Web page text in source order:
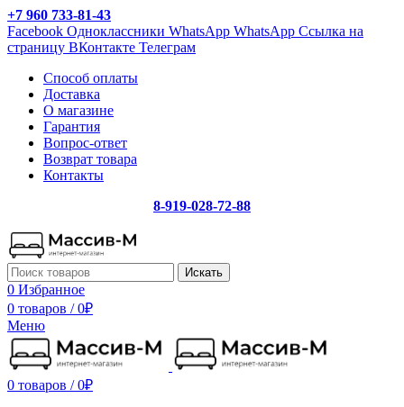
+7 960 733-81-43
Facebook Одноклассники WhatsApp WhatsApp Ссылка на
страницу ВКонтакте Телеграм
Способ оплаты
Доставка
О магазине
Гарантия
Вопрос-ответ
Возврат товара
Контакты
8-919-028-72-88
Искать
0 Избранное
0 товаров / 0₽
Меню
0 товаров / 0₽